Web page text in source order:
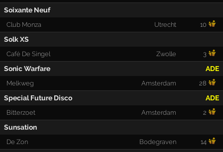
Soixante Neuf
Club Monza Utrecht 10
Solk XS
Café De Singel Zwolle 3
Sonic Warfare ADE
Melkweg Amsterdam 28
Special Future Disco ADE
Bitterzoet Amsterdam 2
Sunsation
De Zon Bodegraven 14